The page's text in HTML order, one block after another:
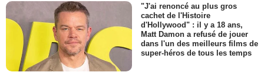
"J'ai renoncé au plus gros
cachet de l'Histoire
d'Hollywood" : il y a 18 ans,
Matt Damon a refusé de jouer
dans l'un des meilleurs films de
super-héros de tous les temps